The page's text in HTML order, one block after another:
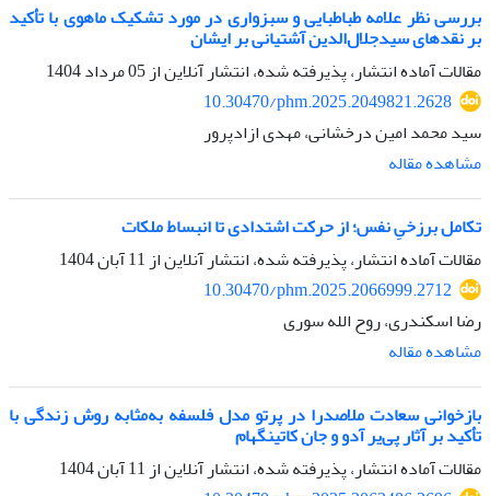
بررسی نظر علامه طباطبایی و سبزواری در مورد تشکیک ماهوی با تأکید
بر نقدهای سید‌جلال‌الدین آشتیانی بر ایشان
مقالات آماده انتشار، پذیرفته شده، انتشار آنلاین از05 مرداد 1404
10.30470/phm.2025.2049821.2628
سید محمد امین درخشانی، مهدی ازادپرور
مشاهده مقاله
تکامل برزخیِ نفس؛ از حرکت اشتدادی تا انبساط ملکات
مقالات آماده انتشار، پذیرفته شده، انتشار آنلاین از11 آبان 1404
10.30470/phm.2025.2066999.2712
رضا اسکندری، روح الله سوری
مشاهده مقاله
بازخوانی سعادت ملاصدرا در پرتو مدل فلسفه به‌مثابه روش زندگی با
تأکید بر آثار پی‌یر آدو و جان کاتینگهام
مقالات آماده انتشار، پذیرفته شده، انتشار آنلاین از11 آبان 1404